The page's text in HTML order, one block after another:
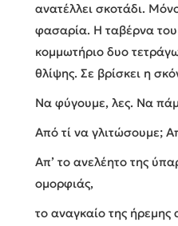
ανατέλλει σκοτάδι.
φασαρία. Η ταβέρνα
κομμωτήριο δυο
θλίψης. Σε βρίσκει η
Να φύγουμε, λες. Να
Από τί να γλιτώσουμε;
Απ’ το ανελέητο της
ομορφιάς,
το αναγκαίο της ήρεμης